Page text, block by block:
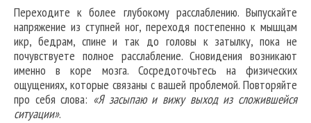
Переходите к более глубокому расслаблению. Выпускайте
напряжение из ступней ног, переходя постепенно к мышцам
икр, бедрам, спине и так до головы к затылку, пока не
почувствуете полное расслабление. Сновидения возникают
именно в коре мозга. Сосредоточьтесь на физических
ощущениях, которые связаны с вашей проблемой. Повторяйте
про себя слова: «Я засыпаю и вижу выход из сложившейся
ситуации».